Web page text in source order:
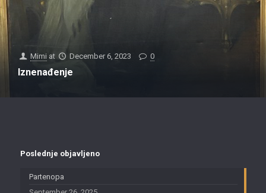
Mimi at December 6, 2023 0
Iznenađenje
Poslednje objavljeno
Partenopa